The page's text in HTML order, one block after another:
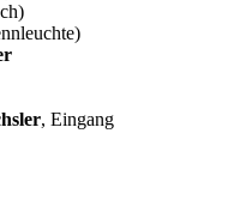
, Eingang